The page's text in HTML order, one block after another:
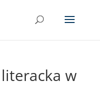
literacka w